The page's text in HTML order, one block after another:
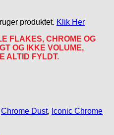
produktet. Klik Her
FLAKES, CHROME OG
OG IKKE VOLUME,
ALTID FYLDT.
Chrome Dust, Iconic Chrome